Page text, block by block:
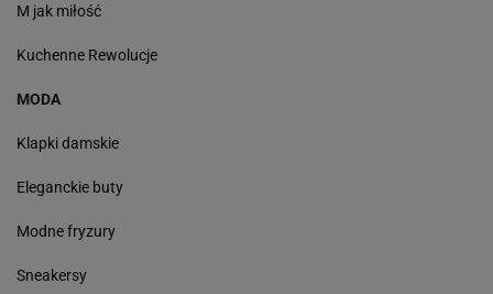
M jak miłość
Kuchenne Rewolucje
MODA
Klapki damskie
Eleganckie buty
Modne fryzury
Sneakersy